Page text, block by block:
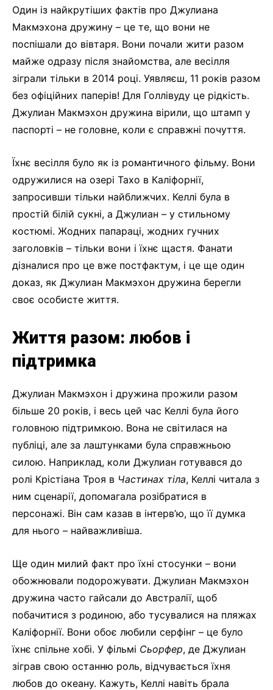
Один із найкрутіших фактів про Джулиана
Макмэхона дружину – це те, що вони не
поспішали до вівтаря. Вони почали жити разом
майже одразу після знайомства, але весілля
зіграли тільки в 2014 році. Уявляєш, 11 років разом
без офіційних паперів! Для Голлівуду це рідкість.
Джулиан Макмэхон дружина вірили, що штамп у
паспорті – не головне, коли є справжні почуття.
Їхнє весілля було як із романтичного фільму. Вони
одружилися на озері Тахо в Каліфорнії,
запросивши тільки найближчих. Келлі була в
простій білій сукні, а Джулиан – у стильному
костюмі. Жодних папараці, жодних гучних
заголовків – тільки вони і їхнє щастя. Фанати
дізналися про це вже постфактум, і це ще один
доказ, як Джулиан Макмэхон дружина берегли
своє особисте життя.
Життя разом: любов і
підтримка
Джулиан Макмэхон і дружина прожили разом
більше 20 років, і весь цей час Келлі була його
головною підтримкою. Вона не світилася на
публіці, але за лаштунками була справжньою
силою. Наприклад, коли Джулиан готувався до
ролі Крістіана Троя в Частинах тіла, Келлі читала з
ним сценарії, допомагала розібратися в
персонажі. Він сам казав в інтерв’ю, що її думка
для нього – найважливіша.
Ще один милий факт про їхні стосунки – вони
обожнювали подорожувати. Джулиан Макмэхон
дружина часто гайсали до Австралії, щоб
побачитися з родиною, або тусувалися на пляжах
Каліфорнії. Вони обоє любили серфінг – це було
їхнє спільне хобі. У фільмі Сьорфер, де Джулиан
зіграв свою останню роль, відчувається їхня
любов до океану. Кажуть, Келлі навіть брала